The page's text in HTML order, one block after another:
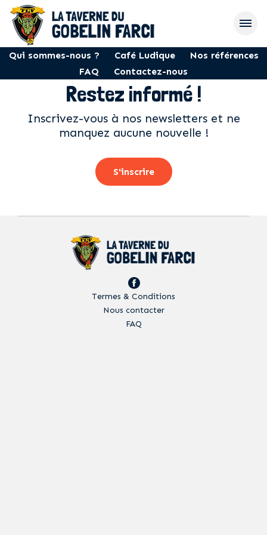
Qui sommes-nous ? Café Ludique
Nos références
FAQ
Contactez-nous
Restez informé !
Inscrivez-vous à nos newsletters et ne
manquez aucune nouvelle !
S'inscrire
Termes & Conditions
Nous contacter
FAQ